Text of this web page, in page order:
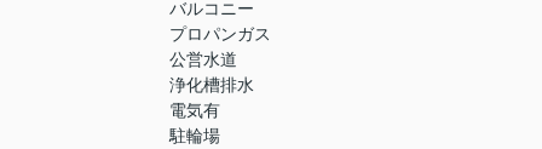
バルコニー
プロパンガス
公営水道
浄化槽排水
電気有
駐輪場